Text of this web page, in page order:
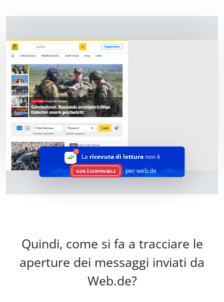
La ricevuta di lettura non è
NON È DISPONIBILE per web.de
Quindi, come si fa a tracciare le
aperture dei messaggi inviati da
Web.de?